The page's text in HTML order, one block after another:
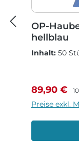
OP-
hellblau
Inhalt: 50
89,90 €
Preise exkl.